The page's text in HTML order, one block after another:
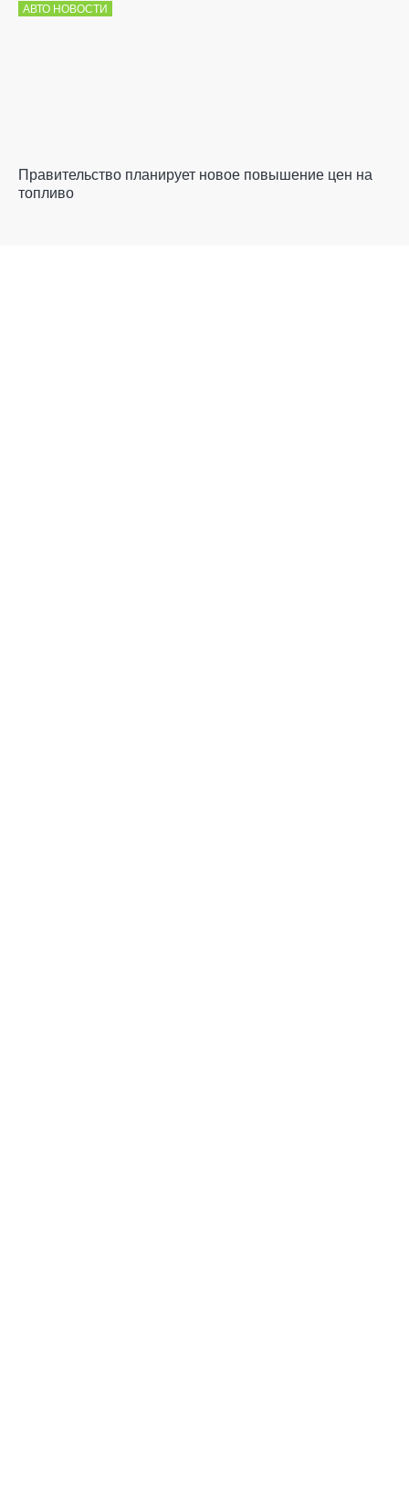
АВТО НОВОСТИ
Правительство планирует новое повышение цен на
топливо